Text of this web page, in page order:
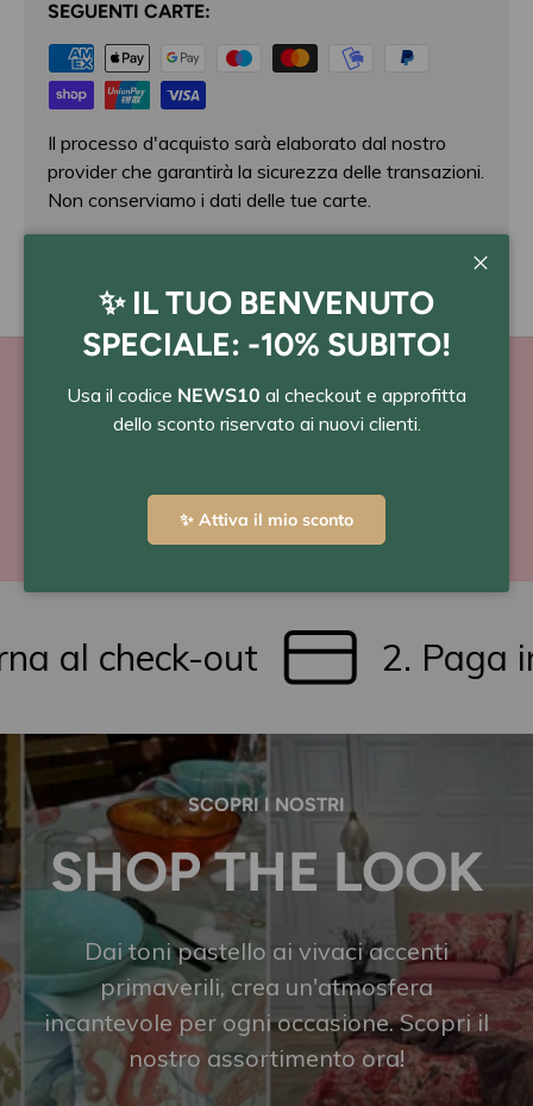
SEGUENTI CARTE:
Il processo d'acquisto sarà elaborato dal nostro
provider che garantirà la sicurezza delle transazioni.
Non conserviamo i dati delle tue carte.
PAGA A RATE
al check-out 2. Paga in
SCOPRI I NOSTRI
SHOP THE LOOK
Dai toni pastello ai vivaci accenti
primaverili, crea un'atmosfera
incantevole per ogni occasione. Scopri il
nostro assortimento ora!
✨ IL TUO BENVENUTO
SPECIALE: -10% SUBITO!
Usa il codice NEWS10 al checkout e approfitta
dello sconto riservato ai nuovi clienti.
✨ Attiva il mio sconto